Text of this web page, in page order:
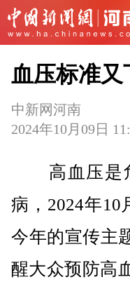
血压标准
中新网河南
2024年10月09日
高血压是危
病，2024年10
今年的宣传主
醒大众预防高